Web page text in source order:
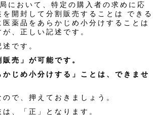
において、特定の購入者の求めに応
を開封して分割販売することは できる
薬品をあらかじめ小分けすることは
、正しい記述です。
です。
売」が可能です。
かじめ小分けする」ことは、できませ
で、押えておきましょう。
、「正」となります。